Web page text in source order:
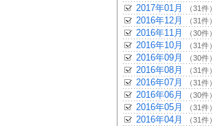
2017年01月 （31件）
2016年12月 （31件）
2016年11月 （30件）
2016年10月 （31件）
2016年09月 （30件）
2016年08月 （31件）
2016年07月 （31件）
2016年06月 （30件）
2016年05月 （31件）
2016年04月 （31件）